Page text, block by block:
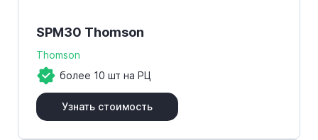
SPM30 Thomson
Thomson
более 10 шт на РЦ
Узнать стоимость